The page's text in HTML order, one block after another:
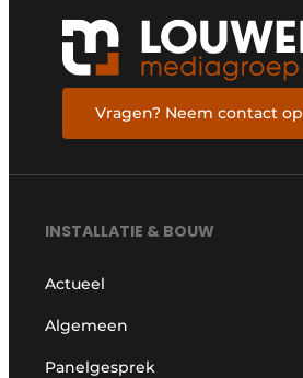
Vragen? Neem contact op
INSTALLATIE & BOUW
Actueel
Algemeen
Panelgesprek